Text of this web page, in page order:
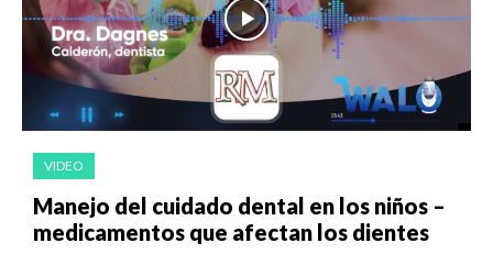
VIDEO
Manejo del cuidado dental en los niños –
medicamentos que afectan los dientes